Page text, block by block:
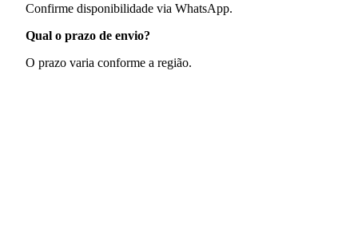
Confirme disponibilidade via WhatsApp.
Qual o prazo de envio?
O prazo varia conforme a região.